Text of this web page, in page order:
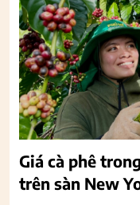
Giá cà phê
trên sàn New